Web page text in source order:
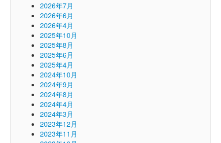
2026年7月
2026年6月
2026年4月
2025年10月
2025年8月
2025年6月
2025年4月
2024年10月
2024年9月
2024年8月
2024年4月
2024年3月
2023年12月
2023年11月